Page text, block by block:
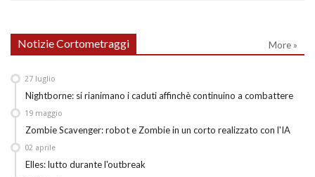
Notizie Cortometraggi More »
Nightborne: si rianimano i caduti affinchè continuino a combattere
27 luglio
Zombie Scavenger: robot e Zombie in un corto realizzato con l'IA
19 maggio
Elles: lutto durante l'outbreak
02 aprile